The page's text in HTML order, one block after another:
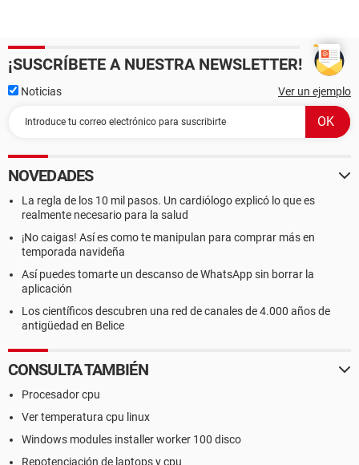
¡SUSCRÍBETE A NUESTRA NEWSLETTER!
Noticias Ver un ejemplo
NOVEDADES
La regla de los 10 mil pasos. Un cardiólogo explicó lo que es
realmente necesario para la salud
¡No caigas! Así es como te manipulan para comprar más en
temporada navideña
Así puedes tomarte un descanso de WhatsApp sin borrar la
aplicación
Los científicos descubren una red de canales de 4.000 años de
antigüedad en Belice
CONSULTA TAMBIÉN
Procesador cpu
Ver temperatura cpu linux
Windows modules installer worker 100 disco
Repotenciación de laptops y cpu